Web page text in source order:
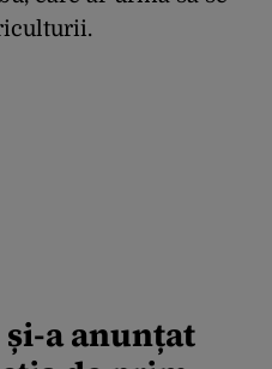
a anunțat